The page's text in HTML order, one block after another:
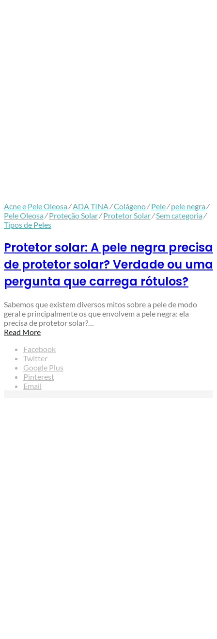
Acne e Pele Oleosa⁄ADA TINA⁄Colágeno⁄Pele⁄pele negra⁄
Pele Oleosa⁄Proteção Solar⁄Protetor Solar⁄Sem categoria⁄
Tipos de Peles
Protetor solar: A pele negra precisa
de protetor solar? Verdade ou uma
pergunta que carrega rótulos?
Sabemos que existem diversos mitos sobre a pele de modo
geral e principalmente os que envolvem a pele negra: ela
precisa de protetor solar?…
Read More
Facebook
Twitter
Google Plus
Pinterest
Email